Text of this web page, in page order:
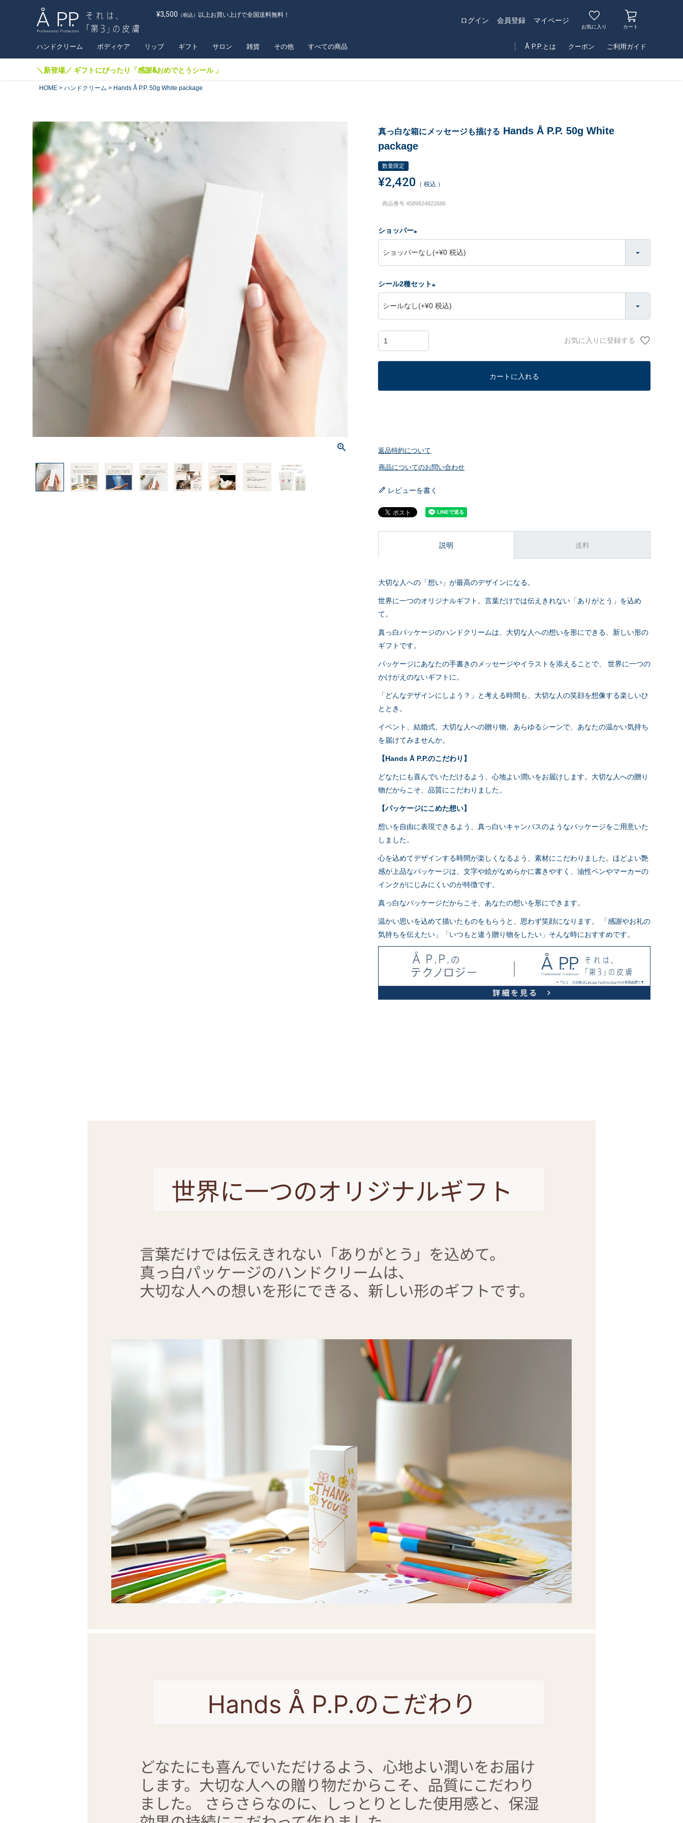
¥3,500 （税込） 以上お買い上げで全国送料無料！
ログイン 会員登録 マイページ
お気に入り カート
ハンドクリーム ボディケア リップ ギフト サロン 雑貨 その他 すべての商品 Å P.P.とは クーポン ご利用ガイド
＼新登場／ ギフトにぴったり「感謝&おめでとうシール 」
HOME ハンドクリーム Hands Å P.P. 50g White package
真っ白な箱にメッセージも描ける Hands Å P.P. 50g White
package
数量限定
¥2,420 税込
商品番号 4589824822686
ショッパー
)
シール2種セット
お気に入りに登録する
カートに入れる
返品特約について
商品についてのお問い合わせ
レビューを書く
説明 送料
大切な人への「想い」が最高のデザインになる。
世界に一つのオリジナルギフト。言葉だけでは伝えきれない「ありがとう」を込め
て。
真っ白パッケージのハンドクリームは、大切な人への想いを形にできる、新しい形の
ギフトです。
パッケージにあなたの手書きのメッセージやイラストを添えることで、 世界に一つの
かけがえのないギフトに。
「どんなデザインにしよう？」と考える時間も、大切な人の笑顔を想像する楽しいひ
ととき。
イベント、結婚式、大切な人への贈り物。あらゆるシーンで、あなたの温かい気持ち
を届けてみませんか。
【Hands Å P.P.のこだわり】
どなたにも喜んでいただけるよう、心地よい潤いをお届けします。大切な人への贈り
物だからこそ、品質にこだわりました。
【パッケージにこめた想い】
想いを自由に表現できるよう、真っ白いキャンバスのようなパッケージをご用意いた
しました。
心を込めてデザインする時間が楽しくなるよう、素材にこだわりました。ほどよい艶
感が上品なパッケージは、文字や絵がなめらかに書きやすく、油性ペンやマーカーの
インクがにじみにくいのが特徴です。
真っ白なパッケージだからこそ、あなたの想いを形にできます。
温かい思いを込めて描いたものをもらうと、思わず笑顔になります。 「感謝やお礼の
気持ちを伝えたい」「いつもと違う贈り物をしたい」そんな時におすすめです。